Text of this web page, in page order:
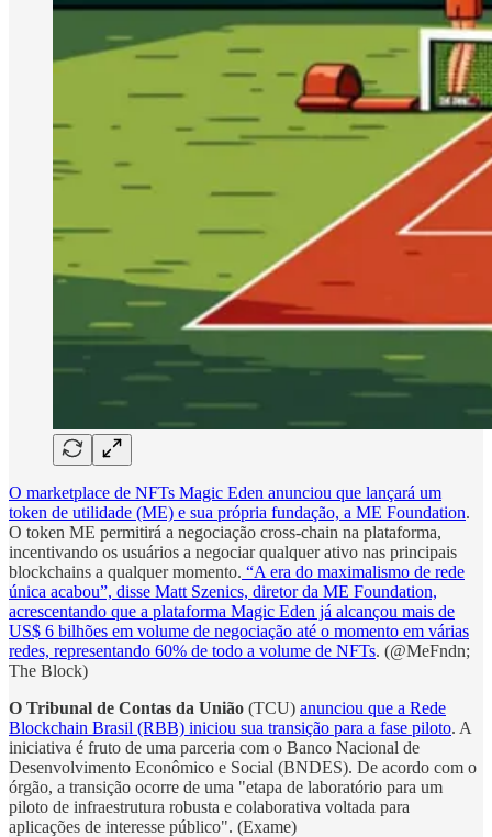
O marketplace de NFTs Magic Eden anunciou que lançará um
token de utilidade (ME) e sua própria fundação, a ME Foundation.
O token ME permitirá a negociação cross-chain na plataforma,
incentivando os usuários a negociar qualquer ativo nas principais
blockchains a qualquer momento. “A era do maximalismo de rede
única acabou”, disse Matt Szenics, diretor da ME Foundation,
acrescentando que a plataforma Magic Eden já alcançou mais de
US$ 6 bilhões em volume de negociação até o momento em várias
redes, representando 60% de todo a volume de NFTs. (@MeFndn;
The Block)
O Tribunal de Contas da União (TCU) anunciou que a Rede
Blockchain Brasil (RBB) iniciou sua transição para a fase piloto. A
iniciativa é fruto de uma parceria com o Banco Nacional de
Desenvolvimento Econômico e Social (BNDES). De acordo com o
órgão, a transição ocorre de uma "etapa de laboratório para um
piloto de infraestrutura robusta e colaborativa voltada para
aplicações de interesse público". (Exame)